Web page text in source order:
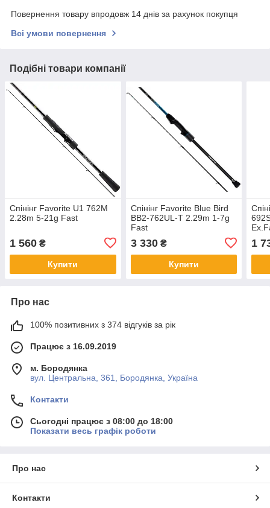
Повернення товару впродовж 14 днів за рахунок покупця
Всі умови повернення
Подібні товари компанії
Спінінг Favorite U1 762M
2.28m 5-21g Fast
1 560 ₴
Купити
Спінінг Favorite Blue Bird
BB2‑762UL‑T 2.29m 1‑7g
Fast
3 330₴
Купити
1
Про нас
100% позитивних з 374 відгуків за рік
Працює з 16.09.2019
м. Бородянка
вул. Центральна, 361, Бородянка, Україна
Контакти
Сьогодні працює з 08:00 до 18:00
Показати весь графік роботи
Про нас
Контакти